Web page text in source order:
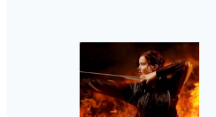
J.J. González Haro
junio 7, 2011